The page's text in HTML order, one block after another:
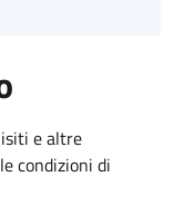
e altre
condizioni di